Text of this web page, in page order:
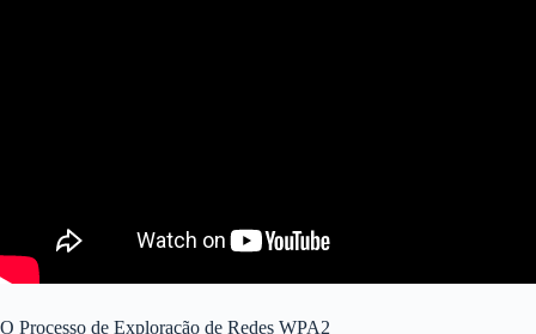
O Processo de Exploração de Redes WPA2